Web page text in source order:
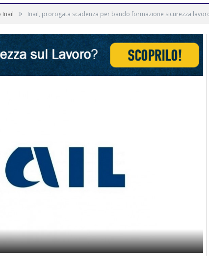
Inail » Inail, prorogata scadenza per bando formazione sicurezza